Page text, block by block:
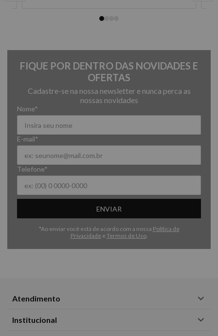
FIQUE POR DENTRO DAS NOVIDADES E
OFERTAS
Cadastre-se na nossa newsletter e nunca perca as
nossas novidades
*Ao enviar você está de acordo com a nossa Política de
Privacidade e Termos de Uso.
Nome*
E-mail*
Telefone*
ENVIAR
Atendimento
Institucional